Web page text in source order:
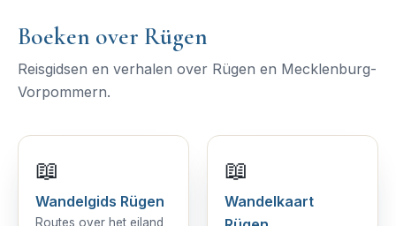
Boeken over Rügen
Reisgidsen en verhalen over Rügen en Mecklenburg-
Vorpommern.
📖
Wandelgids Rügen
Routes over het eiland
📖
Wandelkaart